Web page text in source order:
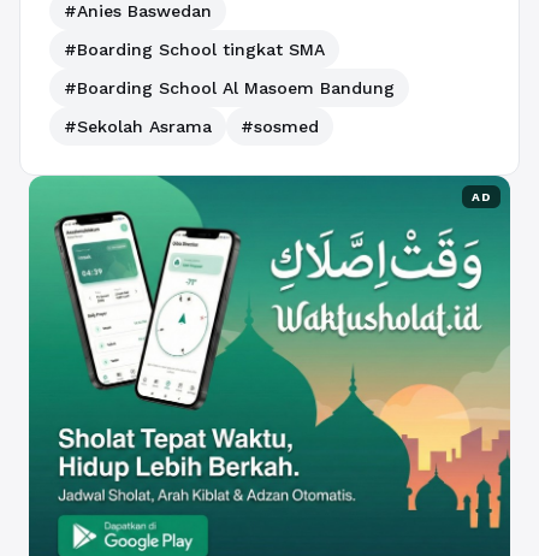
#Anies Baswedan
#Boarding School tingkat SMA
#Boarding School Al Masoem Bandung
#Sekolah Asrama
#sosmed
AD